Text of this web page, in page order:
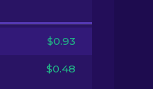
$0.93
$0.48